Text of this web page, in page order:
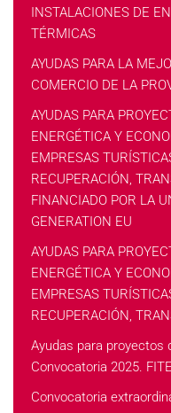
INSTALACIONES DE
TÉRMICAS
AYUDAS PARA LA
COMERCIO DE LA
AYUDAS PARA
ENERGÉTICA Y
EMPRESAS
RECUPERACIÓN,
FINANCIADO POR LA
GENERATION EU
AYUDAS PARA
ENERGÉTICA Y
EMPRESAS
RECUPERACIÓN,
Ayudas para proyectos
Convocatoria 2025.
Convocatoria